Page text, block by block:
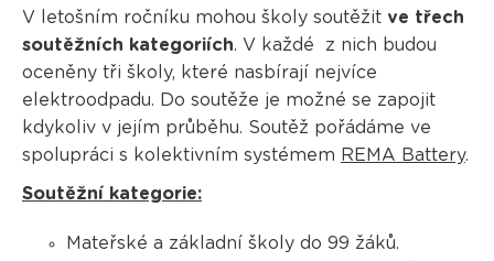
V letošním ročníku mohou školy soutěžit ve třech
soutěžních kategoriích. V každé z nich budou
oceněny tři školy, které nasbírají nejvíce
elektroodpadu. Do soutěže je možné se zapojit
kdykoliv v jejím průběhu. Soutěž pořádáme ve
spolupráci s kolektivním systémem REMA Battery.
Soutěžní kategorie:
Mateřské a základní školy do 99 žáků.